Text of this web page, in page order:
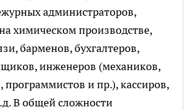
администраторов,
химическом производстве,
барменов, бухгалтеров,
инженеров (механиков,
программистов и пр.), кассиров,
В общей сложности